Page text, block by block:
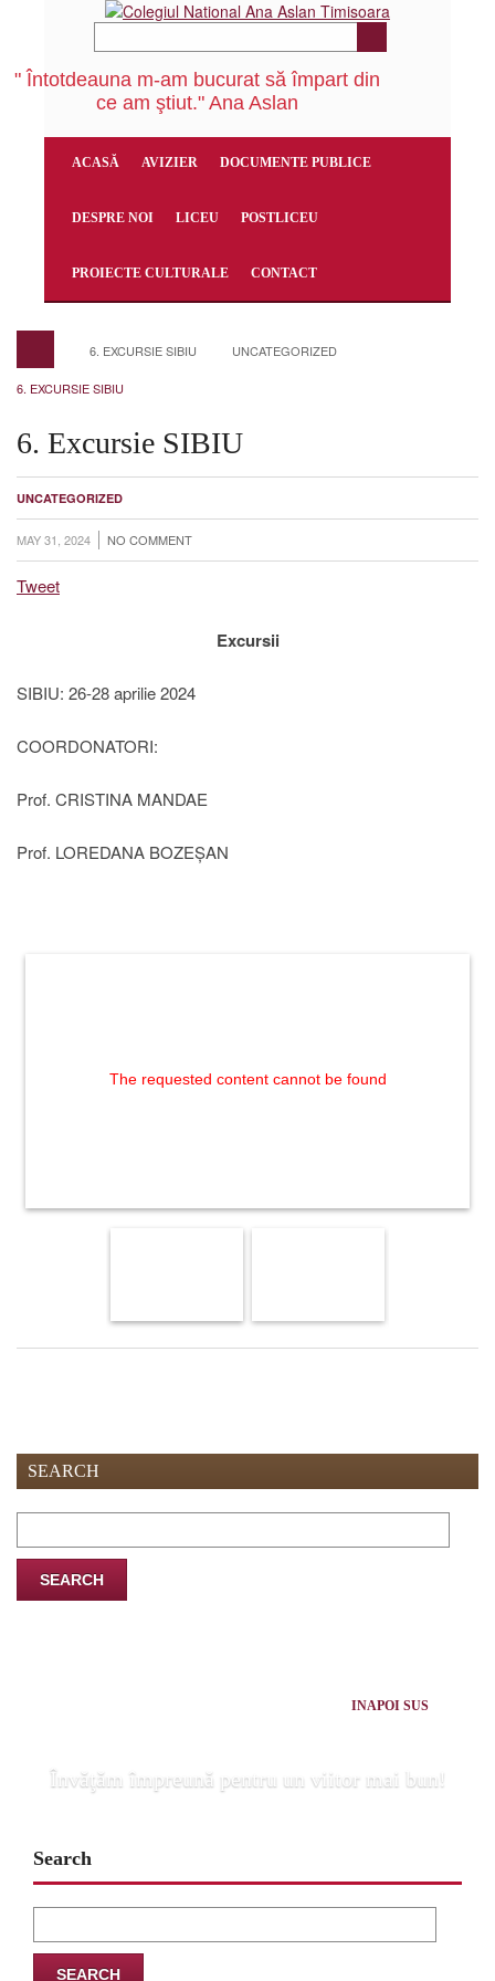
" Întotdeauna m-am bucurat să împart din
ce am ştiut." Ana Aslan
ACASĂ AVIZIER DOCUMENTE PUBLICE
DESPRE NOI LICEU POSTLICEU
PROIECTE CULTURALE CONTACT
6. EXCURSIE SIBIU UNCATEGORIZED
6. EXCURSIE SIBIU
6. Excursie SIBIU
UNCATEGORIZED
MAY 31, 2024 NO COMMENT
Tweet
Excursii
SIBIU: 26-28 aprilie 2024
COORDONATORI:
Prof. CRISTINA MANDAE
Prof. LOREDANA BOZEȘAN
The requested content cannot be found
SEARCH
for:
INAPOI SUS
Învăţăm împreună pentru un viitor mai bun!
Search
for: